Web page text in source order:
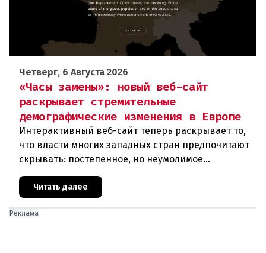
Четверг, 6 Августа 2026
«Часы замены»: новый веб-сайт
раскрывает стремительные
демографические изменения в Европе
Интерактивный веб-сайт теперь раскрывает то,
что власти многих западных стран предпочитают
скрывать: постепенное, но неумолимое
сокращение численности населения
европейского происхождения. «Часы замен
Читать далее
Реклама